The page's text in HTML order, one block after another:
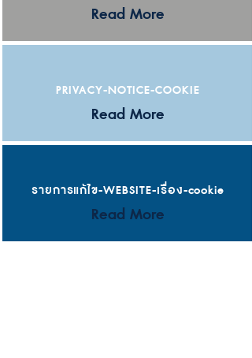
Read More
PRIVACY-NOTICE-COOKIE
Read More
รายการแก้ไข-WEBSITE-เรื่อง-cookie
Read More